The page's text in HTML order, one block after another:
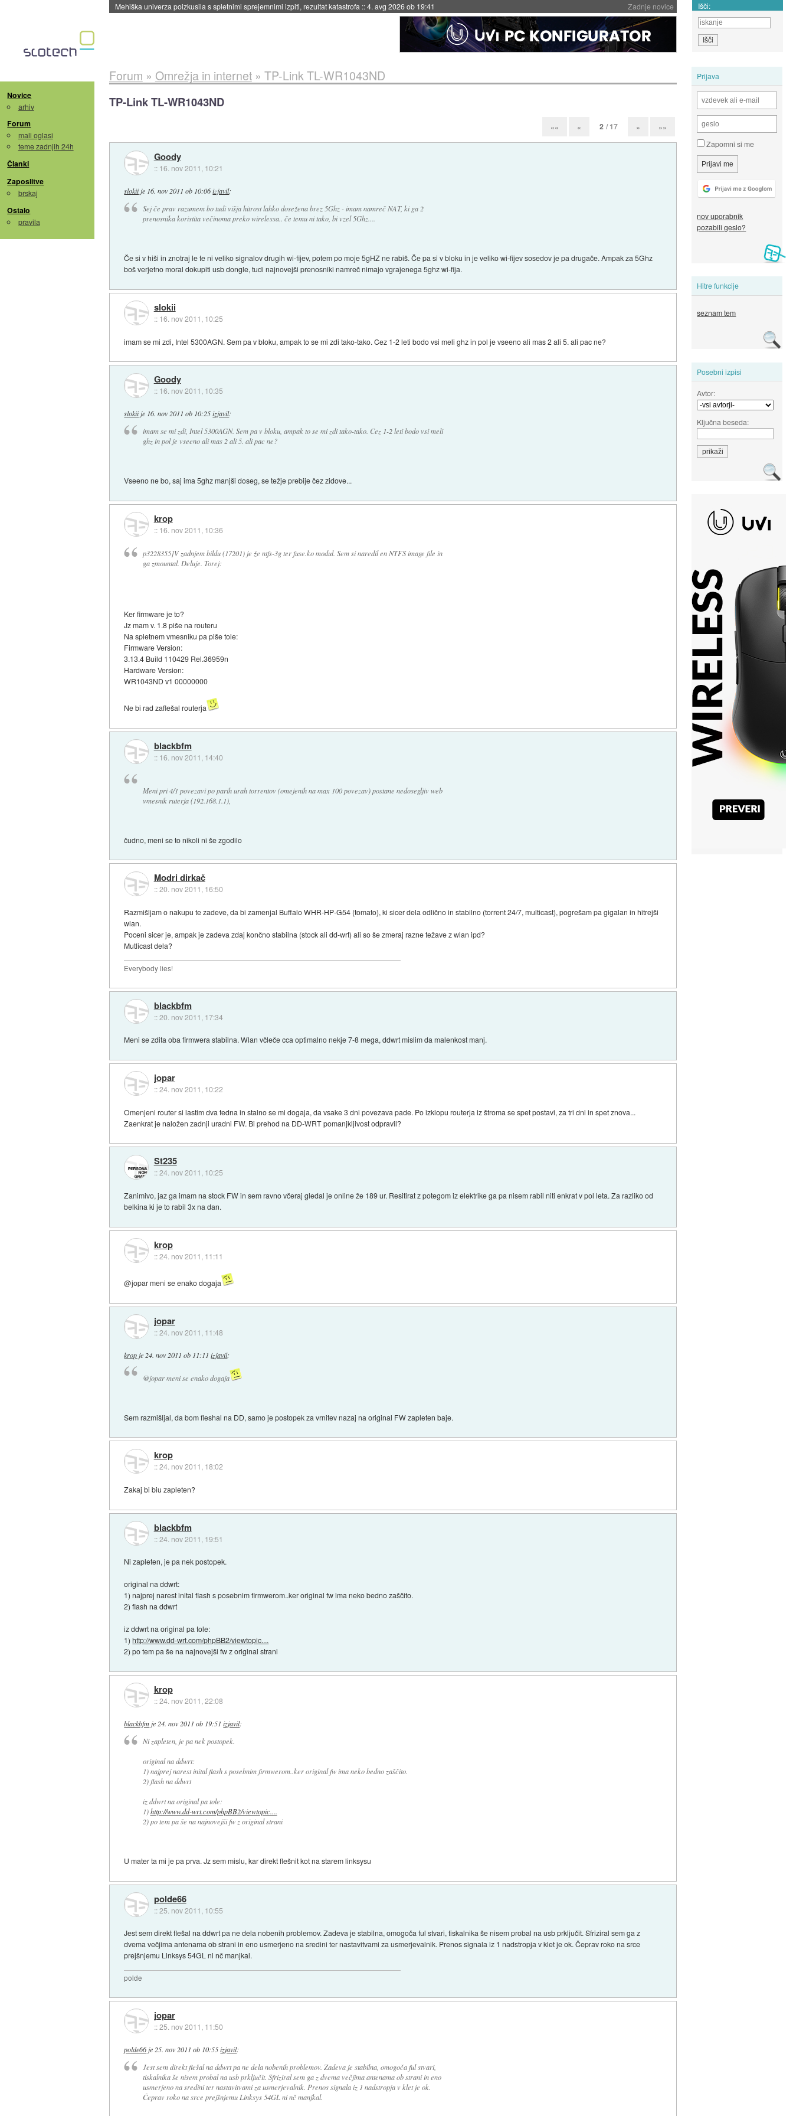
Zadnje novice
Evropska vesoljska agencija razvija svojo raketo za večkratno uporabo::4. avg 2026 ob 19:41 Išči:
Novice
arhiv
Forum
mali oglasi
teme zadnjih 24h
Članki
Zaposlitve
brskaj
Ostalo
pravila
Prijava
Zapomni si me
nov uporabnik
pozabili geslo?
Hitre funkcije
seznam tem
Posebni izpisi
Avtor:
Ključna beseda:
Forum » Omrežja in internet» TP-Link TL-WR1043ND
TP-Link TL-WR1043ND
«« « 2 / 17 » »»
Goody
:: 16. nov 2011, 10:21
slokiije 16. nov 2011 ob 10:06 izjavil:
Sej če prav razumem bo tudi višja hitrost lahko dosežena brez 5Ghz - imam namreč NAT, ki ga 2
prenosnika koristita večinoma preko wirelessa.. če temu ni tako, bi vzel 5Ghz....
Če si v hiši in znotraj le te ni veliko signalov drugih wi-fijev, potem po moje 5gHZ ne rabiš. Če pa si v bloku in je veliko wi-fijev sosedov je pa drugače. Ampak za 5Ghz
boš verjetno moral dokupiti usb dongle, tudi najnovejši prenosniki namreč nimajo vgrajenega 5ghz wi-fija.
slokii
:: 16. nov 2011, 10:25
imam se mi zdi, Intel 5300AGN. Sem pa v bloku, ampak to se mi zdi tako-tako. Cez 1-2 leti bodo vsi meli ghz in pol je vseeno ali mas 2 ali 5. ali pac ne?
Goody
:: 16. nov 2011, 10:35
slokiije 16. nov 2011 ob 10:25 izjavil:
imam se mi zdi, Intel 5300AGN. Sem pa v bloku, ampak to se mi zdi tako-tako. Cez 1-2 leti bodo vsi meli
ghz in pol je vseeno ali mas 2 ali 5. ali pac ne?
Vseeno ne bo, saj ima 5ghz manjši doseg, se težje prebije čez zidove...
krop
:: 16. nov 2011, 10:36
p3228355]V zadnjem bildu (17201) je že ntfs-3g ter fuse.ko modul. Sem si naredil en NTFS image file in
ga zmountal. Deluje. Torej:
Ker firmware je to?
Jz mam v. 1.8 piše na routeru
Na spletnem vmesniku pa piše tole:
Firmware Version:
3.13.4 Build 110429 Rel.36959n
Hardware Version:
WR1043ND v1 00000000
Ne bi rad zaflešal routerja
blackbfm
:: 16. nov 2011, 14:40
Meni pri 4/1 povezavi po parih urah torrentov (omejenih na max 100 povezav) postane nedosegljiv web
vmesnik ruterja (192.168.1.1),
čudno, meni se to nikoli ni še zgodilo
Modri dirkač
::20. nov 2011, 16:50
Razmišljam o nakupu te zadeve, da bi zamenjal Buffalo WHR-HP-G54 (tomato), ki sicer dela odlično in stabilno (torrent 24/7, multicast), pogrešam pa gigalan in hitrejši
wlan.
Poceni sicer je, ampak je zadeva zdaj končno stabilna (stock ali dd-wrt) ali so še zmeraj razne težave z wlan ipd?
Mutlicast dela?
Everybody lies!
blackbfm
::20. nov 2011, 17:34
Meni se zdita oba firmwera stabilna. Wlan včleče cca optimalno nekje 7-8 mega, ddwrt mislim da malenkost manj.
jopar
::24. nov 2011, 10:22
Omenjeni router si lastim dva tedna in stalno se mi dogaja, da vsake 3 dni povezava pade. Po izklopu routerja iz štroma se spet postavi, za tri dni in spet znova...
Zaenkrat je naložen zadnji uradni FW. Bi prehod na DD-WRT pomanjkljivost odpravil?
St235
::24. nov 2011, 10:25
Zanimivo, jaz ga imam na stock FW in sem ravno včeraj gledal je online že 189 ur. Resitirat z potegom iz elektrike ga pa nisem rabil niti enkrat v pol leta. Za razliko od
belkina ki je to rabil 3x na dan.
krop
::24. nov 2011, 11:11
@jopar meni se enako dogaja
jopar
::24. nov 2011, 11:48
krop je 24. nov 2011 ob 11:11 izjavil:
@jopar meni se enako dogaja
Sem razmišljal, da bom fleshal na DD, samo je postopek za vrnitev nazaj na original FW zapleten baje.
krop
::24. nov 2011, 18:02
Zakaj bi biu zapleten?
blackbfm
::24. nov 2011, 19:51
Ni zapleten, je pa nek postopek.
original na ddwrt:
1) najprej narest inital flash s posebnim firmwerom..ker original fw ima neko bedno zaščito.
2) flash na ddwrt
iz ddwrt na original pa tole:
1)http://www.dd-wrt.com/phpBB2/viewtopic....
2) po tem pa še na najnovejši fw z original strani
krop
::24. nov 2011, 22:08
blackbfm je 24. nov 2011 ob 19:51 izjavil:
Ni zapleten, je pa nek postopek.
original na ddwrt:
1) najprej narest inital flash s posebnim firmwerom..ker original fw ima neko bedno zaščito.
2) flash na ddwrt
iz ddwrt na original pa tole:
1)http://www.dd-wrt.com/phpBB2/viewtopic....
2) po tem pa še na najnovejši fw z original strani
U mater ta mi je pa prva. Jz sem mislu, kar direkt flešnit kot na starem linksysu
polde66
::25. nov 2011, 10:55
Jest sem direkt flešal na ddwrt pa ne dela nobenih problemov. Zadeva je stabilna, omogoča ful stvari, tiskalnika še nisem probal na usb prključit. Sfriziral sem ga z
dvema večjima antenama ob strani in eno usmerjeno na sredini ter nastavitvami za usmerjevalnik. Prenos signala iz 1 nadstropja v klet je ok. Čeprav roko na srce
prejšnjemu Linksys 54GL ni nč manjkal.
polde
jopar
::25. nov 2011, 11:50
polde66 je 25. nov 2011 ob 10:55 izjavil:
Jest sem direkt flešal na ddwrt pa ne dela nobenih problemov. Zadeva je stabilna, omogoča ful stvari,
tiskalnika še nisem probal na usb prključit. Sfriziral sem ga z dvema večjima antenama ob strani in eno
usmerjeno na sredini ter nastavitvami za usmerjevalnik. Prenos signala iz 1 nadstropja v klet je ok.
Čeprav roko na srce prejšnjemu Linksys 54GL ni nč manjkal.